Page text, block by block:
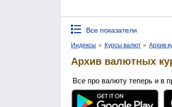
Все показатели
Индексы » Курсы валют » Архив
Архив валютных
Все про валюту теперь и в